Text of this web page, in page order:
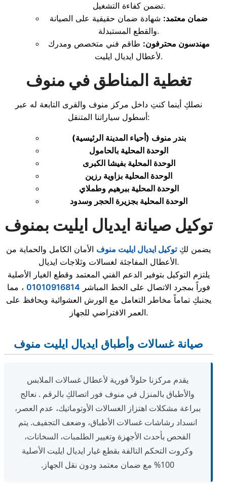
تضمن كفاءة التشغيل.
ضمان معتمد: شهادة ضمان حقيقية على الصيانة
والقطع المستبدلة.
مهندسون محترفون: طاقم فني متخصص ومدرك
لأعطال ايديال ايليت.
تغطية المناطق في منوف
نصلكِ أينما كنتِ داخل مركز منوف والقرى التابعة له عبر
أسطول سياراتنا المتنقل:
بندر منوف (أحياء المدينة الرئيسية)
الوحدة المحلية بالحامول
الوحدة المحلية بفيشا الكبرى
الوحدة المحلية بزاوية رزين
الوحدة المحلية ببرهيم وطملاي
الوحدة المحلية بجزيرة الحجر وسدود
توكيل صيانة ايديال ايليت بمنوف
يضمن لكِتوكيل ايديال ايليت منوف الأمان الكامل والحماية من
الأعطال المفاجئة لغسالات وثلاجات ايديال.
يلتزم التوكيل بتوفير الدعم الفني المعتمد وقطع الغيار الأصلية
فوراً بمجرد الاتصال على الخط المباشر 01010916814 ، مما
يجنبكِ تماماً مخاطر التعامل مع الورش العشوائية ويحافظ على
العمر الافتراضي للجهاز.
صيانة غسالات وأطباق ايديال ايليت منوف
يقدم مركزنا حلولاً فورية لأعطال غسالات الملابس
والأطباق بالمنزل في منوف فور اتصالكِ بالرقم . نعالج
ببراعة مشكلات اهتزاز الغسالات الأوتوماتيك، عدم العصر،
انسداد رشاشات غسالات الأطباق، وضعف التجفيف. يتم
الفحص بأحدث الأجهزة وتغيير الطلمبات، السخانات،
وكروت التحكم التالفة بقطع غيار ايديال ايليت الأصلية
100% مع ضمان معتمد ودون نقل الجهاز.